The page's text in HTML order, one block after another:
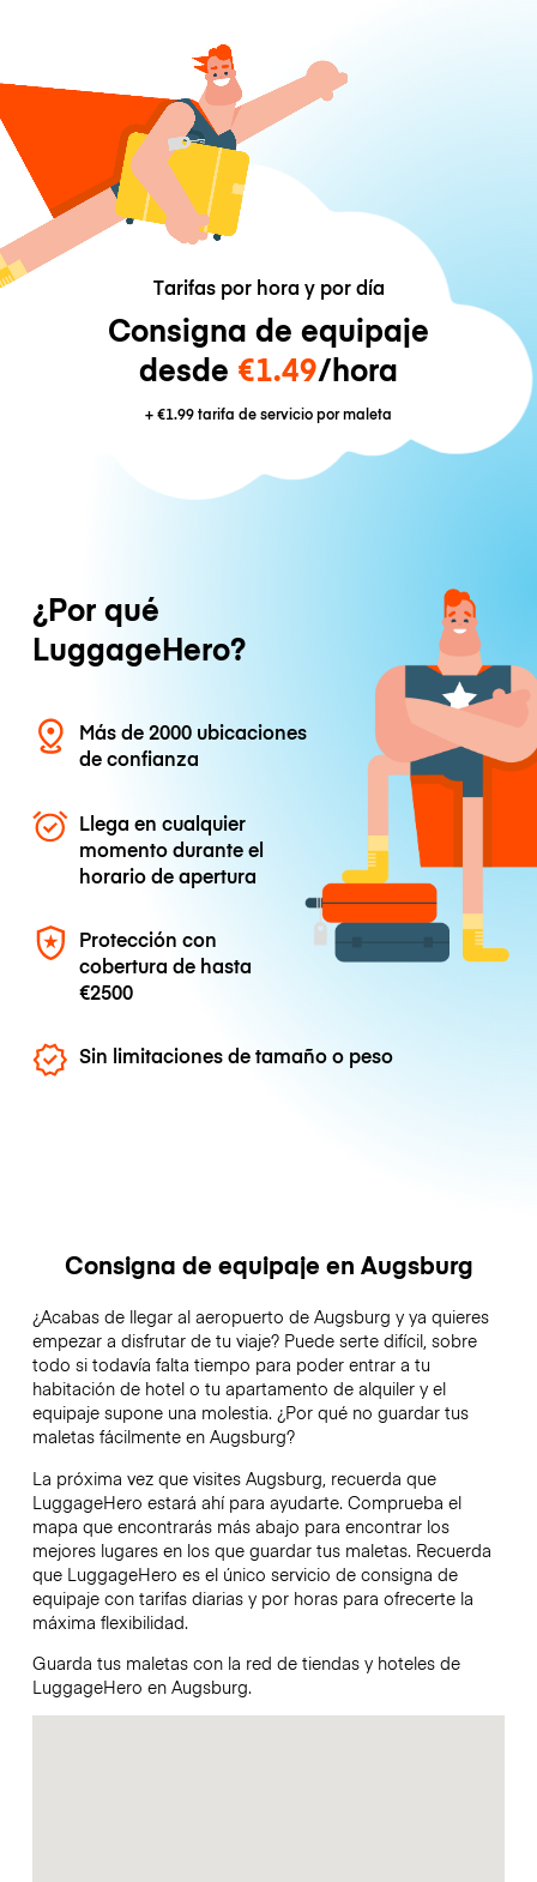
Tarifas por hora y por día
Consigna de equipaje
desde €1.49/hora
+€1.99tarifa de servicio por maleta
¿Por qué
LuggageHero?
Más de 2000 ubicaciones
de confianza
Llega en cualquier
momento durante el
horario de apertura
Protección con
cobertura de hasta
€2500
Sin limitaciones de tamaño o peso
Consigna de equipaje en Augsburg
¿Acabas de llegar al aeropuerto de Augsburg y ya quieres
empezar a disfrutar de tu viaje? Puede serte difícil, sobre
todo si todavía falta tiempo para poder entrar a tu
habitación de hotel o tu apartamento de alquiler y el
equipaje supone una molestia. ¿Por qué no guardar tus
maletas fácilmente en Augsburg?
La próxima vez que visites Augsburg, recuerda que
LuggageHero estará ahí para ayudarte. Comprueba el
mapa que encontrarás más abajo para encontrar los
mejores lugares en los que guardar tus maletas. Recuerda
que LuggageHero es el único servicio de consigna de
equipaje con tarifas diarias y por horas para ofrecerte la
máxima flexibilidad.
Guarda tus maletas con la red de tiendas y hoteles de
LuggageHero en Augsburg.